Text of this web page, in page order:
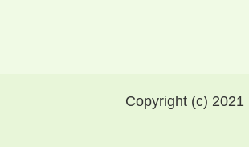
Copyright (c)